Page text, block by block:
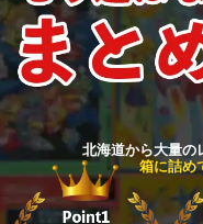
北海道から大量の
箱に詰め